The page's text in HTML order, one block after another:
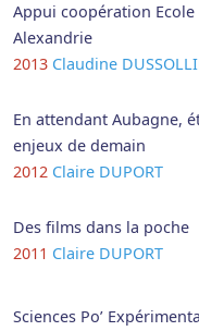
Appui coopération Ecole
Alexandrie
2013 Claudine
En attendant Aubagne,
enjeux de demain
2012 Claire DUPORT
Des films dans la poche
2011 Claire DUPORT
Sciences Po’